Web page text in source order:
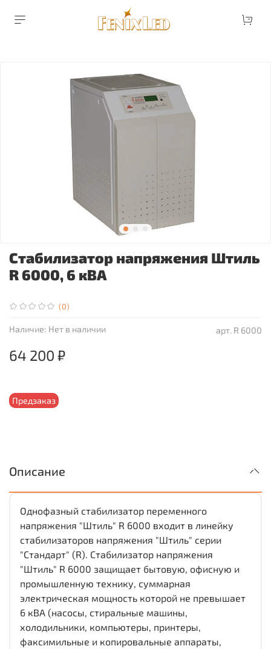
(0)
арт. R 6000
Наличие: Нет в наличии
Предзаказ
Стабилизатор напряжения Штиль
R 6000, 6 кВА
64 200 ₽
Описание
Однофазный стабилизатор переменного
напряжения "Штиль" R 6000 входит в линейку
стабилизаторов напряжения "Штиль" серии
"Стандарт" (R). Стабилизатор напряжения
"Штиль" R 6000 защищает бытовую, офисную и
промышленную технику, суммарная
электрическая мощность которой не превышает
6 кВА (насосы, стиральные машины,
холодильники, компьютеры, принтеры,
факсимильные и копировальные аппараты,